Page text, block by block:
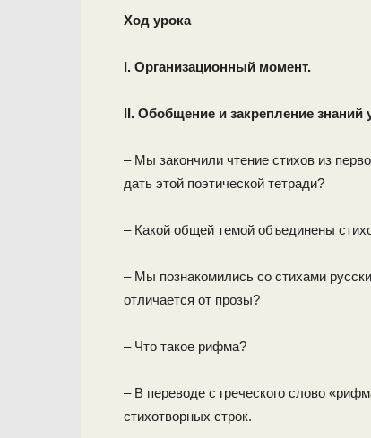
Ход урока
I. Организационный момент.
II. Обобщение и закрепление знаний
– Мы закончили чтение стихов из
дать этой поэтической тетради?
– Какой общей темой объединены
– Мы познакомились со стихами
отличается от прозы?
– Что такое рифма?
– В переводе с греческого слово
стихотворных строк.